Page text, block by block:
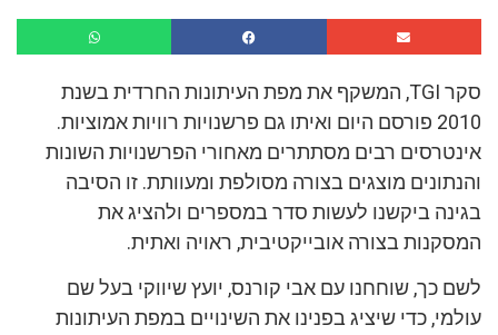
סקר TGI, המשקף את מפת העיתונות החרדית בשנת
2010 פורסם היום ואיתו גם פרשנויות רוויות אמוציות.
רבים מסתתרים מאחורי הפרשנויות השונות
מוצגים בצורה מסולפת ומעוותת. זו הסיבה
ביקשנו לעשות סדר במספרים ולהציג את
בצורה אובייקטיבית, ראויה ואתית.
שוחחנו עם אבי קורנס, יועץ שיווקי בעל שם
כדי שיציג בפנינו את השינויים במפת העיתונות